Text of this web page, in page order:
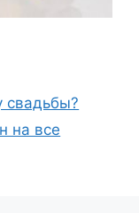
свадьбы?
на все